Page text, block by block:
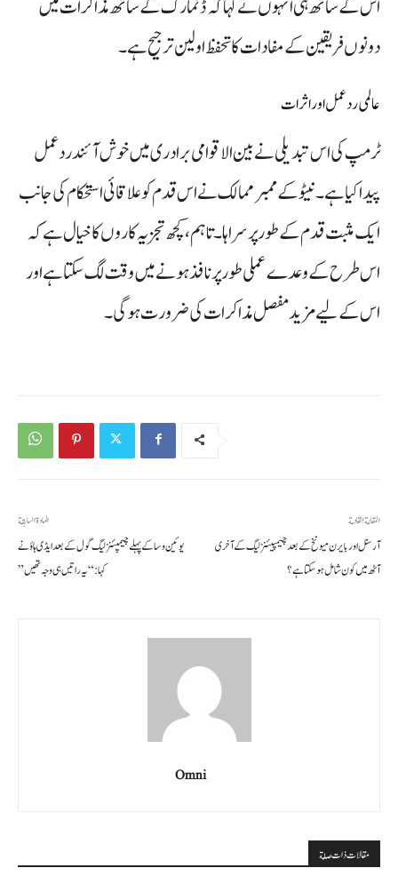
اس کے ساتھ ہی انہوں نے کہا کہ ڈنمارک کے ساتھ مذاکرات میں
دونوں فریقین کے مفادات کا تحفظ اولین ترجیح ہے۔
عالمی ردعمل اور اثرات
ٹرمپ کی اس تبدیلی نے بین الاقوامی برادری میں خوش آئند ردعمل
پیدا کیا ہے۔ نیٹو کے ممبر ممالک نے اس قدم کو علاقائی استحکام کی جانب
ایک مثبت قدم کے طور پر سراہا۔ تاہم، کچھ تجزیہ کاروں کا خیال ہے کہ
اس طرح کے وعدے عملی طور پر نافذ ہونے میں وقت لگ سکتا ہے اور
اس کے لیے مزید مفصل مذاکرات کی ضرورت ہوگی۔
المادة السابقة
یوئین وسا کے پہلے چیمپئنز لیگ گول کے بعد ایڈی ہاؤ نے
کہا: “یہ راتیں ہی وجہ تھیں”
المقالة القادمة
آرسنل اور بایرن میونخ کے بعد چیمپیئنز لیگ کے آخری
آٹھ میں کون شامل ہو سکتا ہے؟
Omni
مقالات ذات صلة